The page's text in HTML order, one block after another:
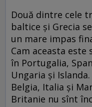
Două dintre cele
baltice şi Grecia
un mare impas
Cam aceasta este
în Portugalia,
Ungaria şi
Belgia, Italia şi
Britanie nu sînt